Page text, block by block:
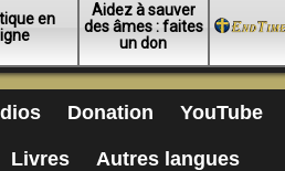
en
ligne
Aidez à sauver
des âmes : faites
un don
Donation YouTube
Livres Autres langues